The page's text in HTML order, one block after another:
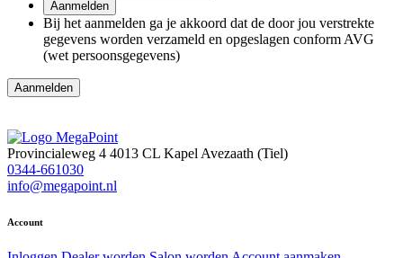
Aanmelden
Bij het aanmelden ga je akkoord dat de door jou verstrekte
gegevens worden verzameld en opgeslagen conform AVG
(wet persoonsgegevens)
Provincialeweg 4 4013 CL Kapel Avezaath (Tiel)
0344-661030
info@megapoint.nl
Account